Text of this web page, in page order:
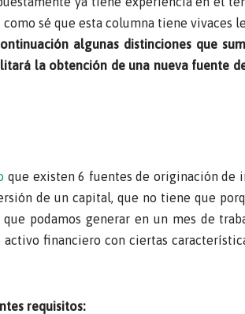
sé que esta columna tiene vivaces
algunas distinciones que
la obtención de una nueva fuente
que existen 6 fuentes de originación de
de un capital, que no tiene que
podamos generar en un mes de
financiero con ciertas
requisitos: